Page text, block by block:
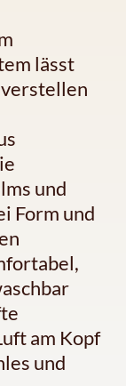
lässt
und
Form und
am Kopf
und